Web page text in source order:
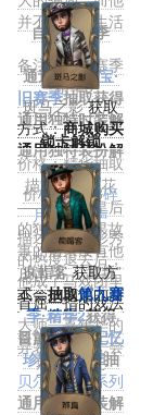
并不介意在生活
中表演
备注：第七赛季
·精华3
得
自第24赛季
起：
通过 记忆珍宝·
旧赛季抽取获得
通用独特时装解
锁卡解锁
价格：精华抽取
描述：大理花
——他曾是皇后
的独爱，如果故
事的后来没有他
的出现，“背叛”
不会成为他的新
名字。
备注：第二十三
赛季·精华1
贝尔斯泰因系列
独特时装
斑马之影获取
方式：商城购买
通用独特装扮解
锁卡解锁
价格：1188碎
片/318回声
描述：在畸形秀
的热度退去后，
他成了马戏团里
首屈一指的戏法
大师，嘉年华的
异装游行又怎会
少了他呢~
疯帽客获取方
式：抽取第九赛
季·精华2获得
目前可通过记忆
珍宝·旧赛季抽
取获得
通用独特时装解